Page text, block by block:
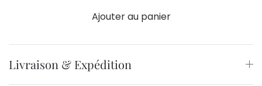
Ajouter au panier
Livraison & Expédition